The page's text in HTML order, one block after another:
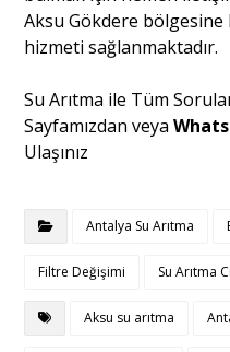
Aksu Gökdere bölgesine
hizmeti sağlanmaktadır.
Su Arıtma ile Tüm
Sayfamızdan veya
Ulaşınız
Antalya Su Arıtma
Filtre Değişimi Su Arıtma
Aksu su arıtma